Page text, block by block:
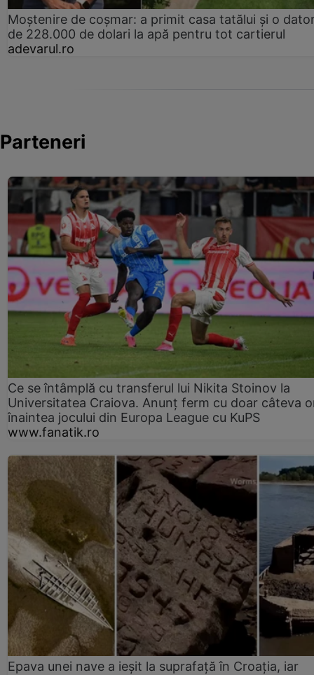
Moștenire de coșmar: a primit casa tatălui și o
de 228.000 de dolari la apă pentru tot cartierul
adevarul.ro
Parteneri
Ce se întâmplă cu transferul lui Nikita Stoinov la
Universitatea Craiova. Anunț ferm cu doar câteva
înaintea jocului din Europa League cu KuPS
www.fanatik.ro
Epava unei nave a ieșit la suprafață în Croația, iar